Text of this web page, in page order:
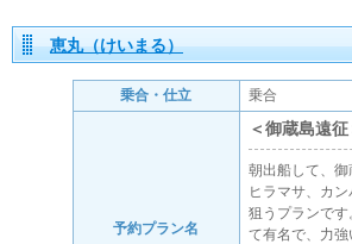
恵丸（けいまる）
乗合・仕立 乗合
予約プラン名
＜御蔵島遠
朝出船して、御
ヒラマサ、カ
狙うプランで
て有名で、力